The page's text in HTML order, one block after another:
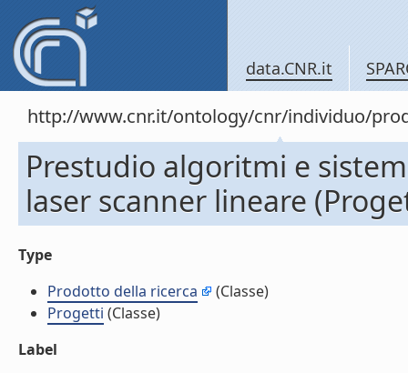
data.CNR.it
http://www.cnr.it/ontology/cnr/individuo/
Prestudio algoritmi e
laser scanner lineare
Type
Prodotto della ricerca
(Classe)
Progetti (Classe)
Label